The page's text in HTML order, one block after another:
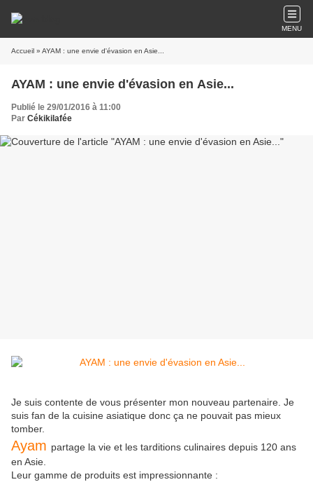
MENU
Accueil » AYAM : une envie d'évasion en Asie...
AYAM : une envie d'évasion en Asie...
Publié le 29/01/2016 à 11:00
Par Cékikilafée
Je suis contente de vous présenter mon nouveau partenaire. Je
suis fan de la cuisine asiatique donc ça ne pouvait pas mieux
tomber.
Ayam partage la vie et les tarditions culinaires depuis 120 ans
en Asie.
Leur gamme de produits est impressionnante :